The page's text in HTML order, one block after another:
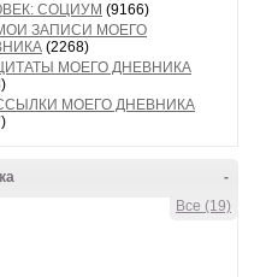
СОЦИУМ (9166)
ЗАПИСИ МОЕГО
(2268)
МОЕГО ДНЕВНИКА
МОЕГО ДНЕВНИКА
-
Все (19)